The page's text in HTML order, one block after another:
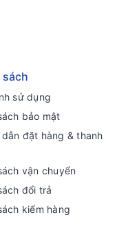
sử dụng
bảo mật
đặt hàng & thanh
vận chuyển
đổi trả
kiểm hàng